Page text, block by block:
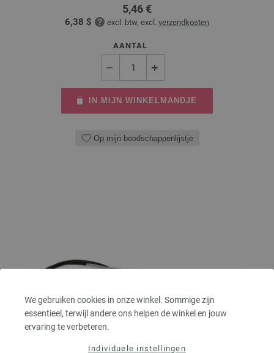
We gebruiken cookies in onze winkel. Sommige zijn
essentieel, terwijl andere ons helpen de winkel en jouw
ervaring te verbeteren.
Individuele instellingen
5,46 €
6,38 $ excl. btw, excl. verzendkosten
AANTAL
IN MIJN WINKELMANDJE
Op mijn boodschappenlijstje